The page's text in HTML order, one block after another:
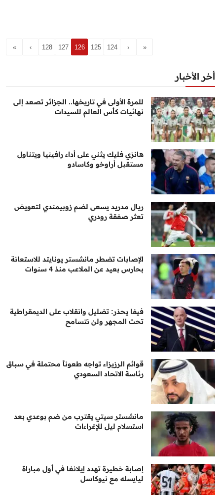
«
‹
124
125
126
127
128
›
»
أخر الأخبار
للمرة الأولى في تاريخها.. الجزائر تصعد إلى
نهائيات كأس العالم للسيدات
هانزي فليك يثني على أداء رافينيا ويتناول
مستقبل أراوخو وكاسادو
ريال مدريد يسعى لضم زوبيمندي لتعويض
تعثر صفقة رودري
الإصابات تضطر مانشستر يونايتد للاستعانة
بحارس بعيد عن الملاعب منذ 4 سنوات
فيفا يحذر: تضليل وانقلاب على الديمقراطية
تحت المجهر ولن نتسامح
قوائم الرزيزاء تواجه طعوناً محتملة في سباق
رئاسة الاتحاد السعودي
مانشستر سيتي يقترب من ضم بوعدي بعد
استسلام ليل للإغراءات
إصابة خطيرة تهدد إيلانغا في أول مباراة
ليايسله مع نيوكاسل